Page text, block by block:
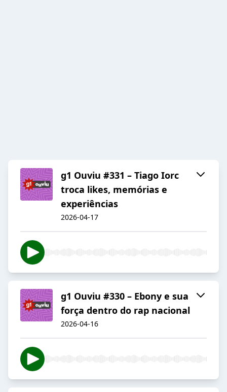
g1 Ouviu #331 – Tiago Iorc
troca likes, memórias e
experiências
2026-04-17
g1 Ouviu #330 – Ebony e sua
força dentro do rap nacional
2026-04-16